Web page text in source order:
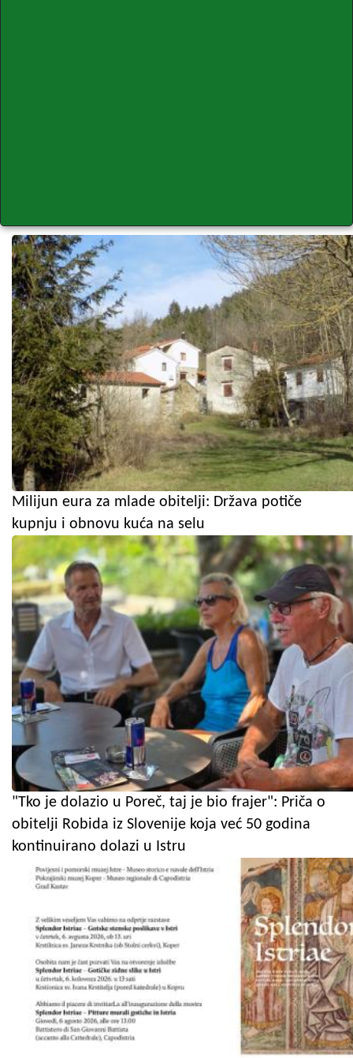
Milijun eura za mlade obitelji: Država potiče
kupnju i obnovu kuća na selu
"Tko je dolazio u Poreč, taj je bio frajer": Priča o
obitelji Robida iz Slovenije koja već 50 godina
kontinuirano dolazi u Istru